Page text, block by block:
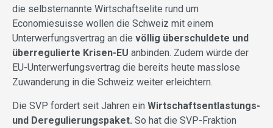
die selbsternannte Wirtschaftselite rund um
Economiesuisse wollen die Schweiz mit einem
Unterwerfungsvertrag an die völlig überschuldete und
überregulierte Krisen-EU anbinden. Zudem würde der
EU-Unterwerfungsvertrag die bereits heute masslose
Zuwanderung in die Schweiz weiter erleichtern.
Die SVP fordert seit Jahren ein Wirtschaftsentlastungs-
und Deregulierungspaket. So hat die SVP-Fraktion